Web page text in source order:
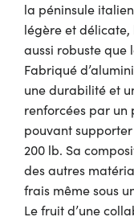
la péninsule
légère et
aussi robuste que
Fabriqué
une durabilité et
renforcées par
pouvant
200 lb. Sa
des autres
frais même sous
Le fruit d’une